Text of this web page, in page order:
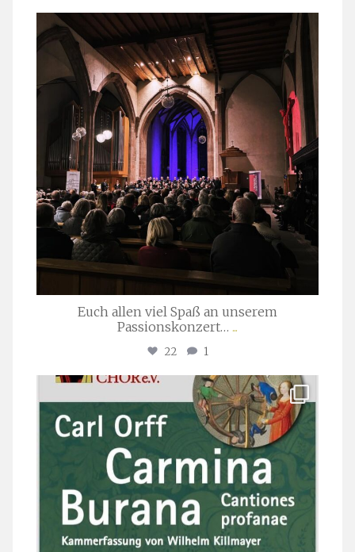
stuttgarter_oratorienchor
März 24
Euch allen viel Spaß an unserem
Passionskonzert… ...
22 1
stuttgarter_oratorienchor
Juli 22